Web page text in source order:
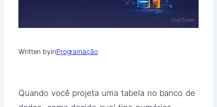
Written byinProgramação
Quando você projeta uma tabela no banco de